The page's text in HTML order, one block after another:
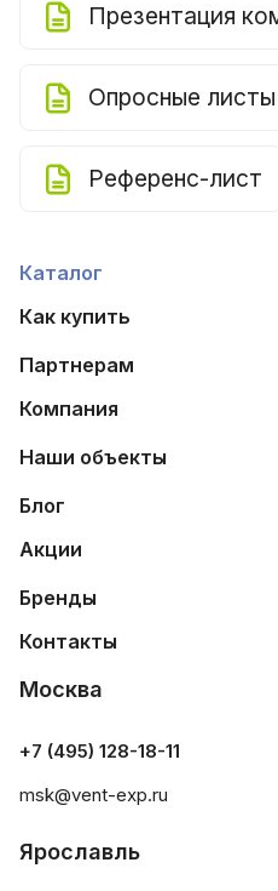
Презентация
Опросные листы
Референс-лист
Каталог
Как купить
Партнерам
Компания
Наши объекты
Блог
Акции
Бренды
Контакты
Москва
+7 (495) 128-18-11
msk@vent-exp.ru
Ярославль